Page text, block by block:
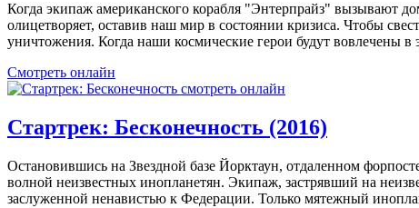
Когда экипаж американского корабля "Энтерпрайз" вызывают
олицетворяет, оставив наш мир в состоянии кризиса. Чтобы
уничтожения. Когда наши космические герои будут
Смотреть онлайн
Стартрек: Бесконечность (2016)
Остановившись на Звездной базе Йорктаун, отдаленном
волной неизвестных инопланетян. Экипаж, застрявший на
заслуженной ненавистью к Федерации. Только мятежный